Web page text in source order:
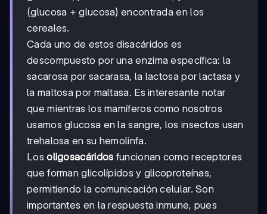
(glucosa + glucosa) encontrada en los
cereales.
Cada uno de estos disacáridos es
descompuesto por una enzima específica: la
sacarosa por sacarasa, la lactosa por lactasa y
la maltosa por maltasa. Es interesante notar
que mientras los mamíferos como nosotros
usamos glucosa en la sangre, los insectos usan
trehalosa en su hemolinfa.
Losoligosacáridos funcionan como receptores
que forman glicolípidos y glicoproteínas,
permitiendo la comunicación celular. Son
importantes en la respuesta inmune, pues